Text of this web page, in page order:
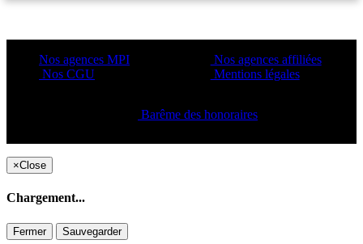
Nos agences MPI
Nos CGU
Nos agences affiliées
Mentions légales
Barême des honoraires
×Close
Chargement...
Fermer Sauvegarder